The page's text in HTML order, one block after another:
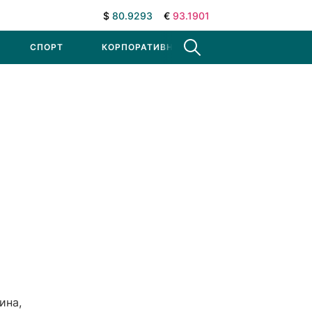
$ 80.9293 € 93.1901
СПОРТ КОРПОРАТИВНЫЕ НОВОСТИ